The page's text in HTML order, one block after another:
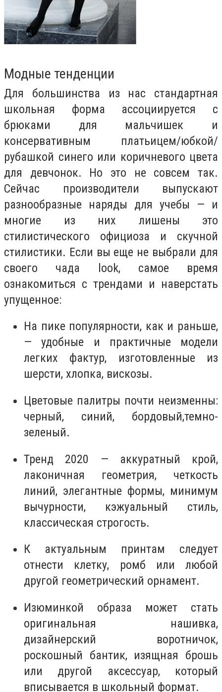
Модные тенденции
Для большинства из нас стандартная
школьная форма ассоциируется с
брюками для мальчишек и
консервативным платьицем/юбкой/
рубашкой синего или коричневого цвета
для девчонок. Но это не совсем так.
Сейчас производители выпускают
разнообразные наряды для учебы — и
многие из них лишены это
стилистического официоза и скучной
стилистики. Если вы еще не выбрали для
своего чада look, самое время
ознакомиться с трендами и наверстать
упущенное:
На пике популярности, как и раньше,
— удобные и практичные модели
легких фактур, изготовленные из
шерсти, хлопка, вискозы.
Цветовые палитры почти неизменны:
черный, синий, бордовый,темно-
зеленый.
Тренд 2020 — аккуратный крой,
лаконичная геометрия, четкость
линий, элегантные формы, минимум
вычурности, кэжуальный стиль,
классическая строгость.
К актуальным принтам следует
отнести клетку, ромб или любой
другой геометрический орнамент.
Изюминкой образа может стать
оригинальная нашивка,
дизайнерский воротничок,
роскошный бантик, изящная брошь
или другой аксессуар, который
вписывается в школьный формат.